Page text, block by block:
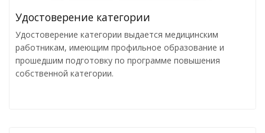
Удостоверение категории
Удостоверение категории выдается медицинским
работникам, имеющим профильное образование и
прошедшим подготовку по программе повышения
собственной категории.